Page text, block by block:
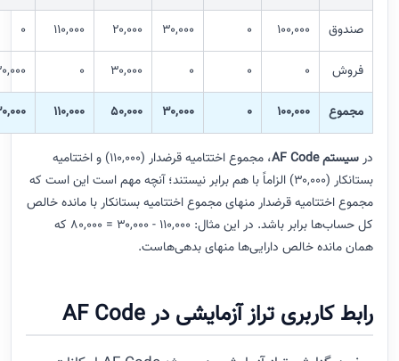
صندوق ۱۰۰,۰۰۰ ۳۰,۰۰۰ ۲۰,۰۰۰ ۱۱۰,۰۰۰
فروش ۰ ۳۰,۰۰۰ ۳۰,۰۰۰
مجموع ۱۰۰,۰۰۰ ۳۰,۰۰۰ ۵۰,۰۰۰ ۱۱۰,۰۰۰ ۳۰,۰۰۰
سیستم AF Code
، مجموع اختتامیه قرضدار (۱۱۰,۰۰۰) و اختتامیه
بستانکار (۳۰,۰۰۰) الزاماً با هم برابر نیستند؛ آنچه مهم است این است که
مجموع اختتامیه قرضدار منهای مجموع اختتامیه بستانکار با مانده خالص
کل حساب‌ها برابر باشد. در این مثال: ۱۱۰,۰۰۰ - ۳۰,۰۰۰ = ۸۰,۰۰۰ که
همان مانده خالص دارایی‌ها منهای بدهی‌هاست.
رابط کاربری تراز آزمایشی در AF Code